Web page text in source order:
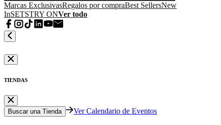
Marcas ExclusivasRegalos por compraBest SellersNew
InSETSTRY ONVer todo
TIENDAS
Buscar una Tienda Ver Calendario de Eventos